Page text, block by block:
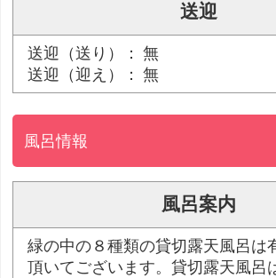
送迎
送迎（送り）： 無
送迎（迎え）： 無
風呂情報
風呂案内
緑の中の８種類の貸切露天風呂は
頂いてございます。貸切露天風呂